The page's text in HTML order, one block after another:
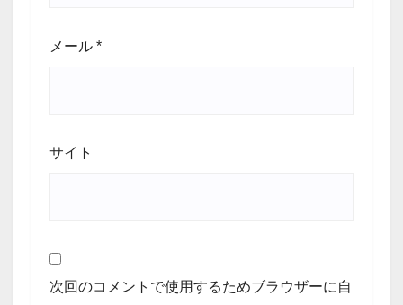
メール *
サイト
次回のコメントで使用するためブラウザーに自